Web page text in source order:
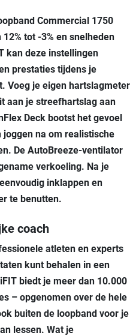
Commercial 1750
tot -3% en snelheden
kan deze instellingen
prestaties tijdens je
. Voeg je eigen hartslagmeter
aan je streefhartslag aan
Deck bootst het gevoel
na om realistische
De AutoBreeze-ventilator
verkoeling. Na je
inklappen en
te benutten.
coach
atleten en experts
kunt behalen in een
biedt je meer dan 10.000
– opgenomen over de hele
buiten de loopband voor je
lessen. Wat je